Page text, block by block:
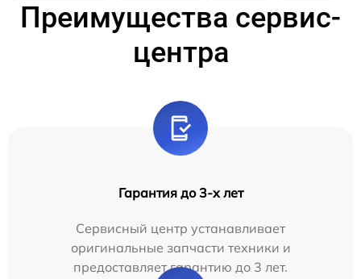
Преимущества сервис-
центра
Гарантия до 3-х лет
Сервисный центр устанавливает
оригинальные запчасти техники и
предоставляет гарантию до 3 лет.